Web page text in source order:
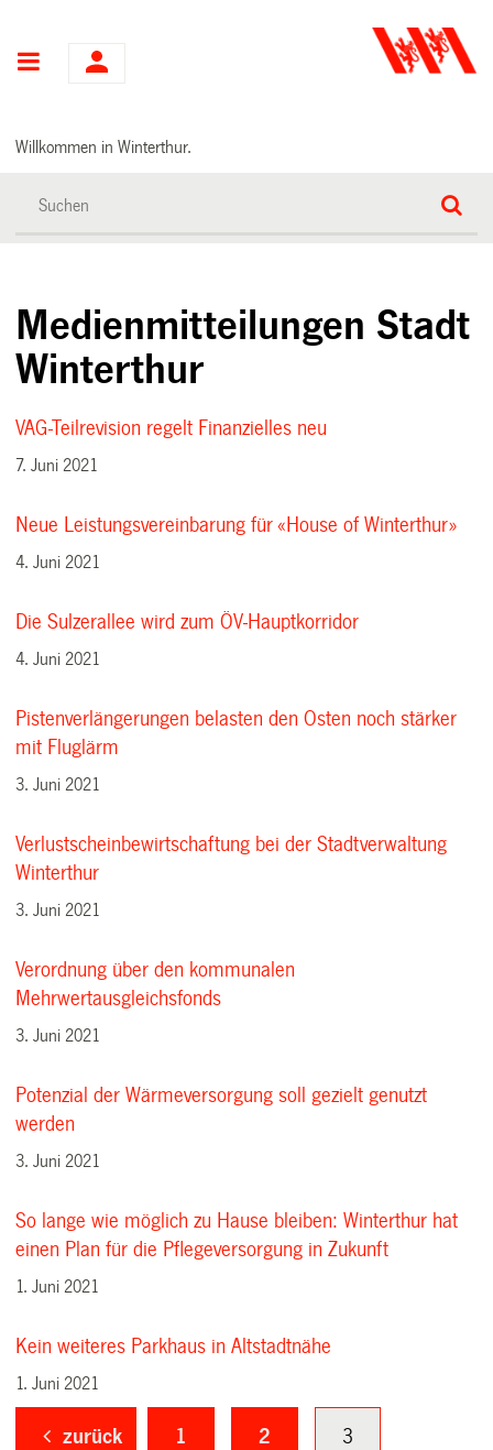
Hauptnavigation
Willkommen in Winterthur.
Medienmitteilungen Stadt
Winterthur
VAG-Teilrevision regelt Finanzielles neu
7. Juni 2021
Neue Leistungsvereinbarung für «House of Winterthur»
4. Juni 2021
Die Sulzerallee wird zum ÖV-Hauptkorridor
4. Juni 2021
Pistenverlängerungen belasten den Osten noch stärker
mit Fluglärm
3. Juni 2021
Verlustscheinbewirtschaftung bei der Stadtverwaltung
Winterthur
3. Juni 2021
Verordnung über den kommunalen
Mehrwertausgleichsfonds
3. Juni 2021
Potenzial der Wärmeversorgung soll gezielt genutzt
werden
3. Juni 2021
So lange wie möglich zu Hause bleiben: Winterthur hat
einen Plan für die Pflegeversorgung in Zukunft
1. Juni 2021
Kein weiteres Parkhaus in Altstadtnähe
1. Juni 2021
zurück 1 2 3